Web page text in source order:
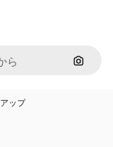
画像で
ップ